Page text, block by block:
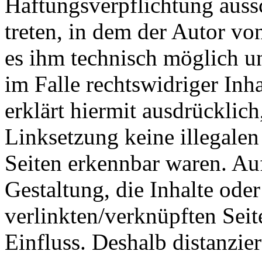
treten, in dem der Autor
es ihm technisch möglich
im Falle rechtswidriger
erklärt hiermit
Linksetzung keine
Seiten erkennbar waren.
Gestaltung, die Inhalte
verlinkten/verknüpften
Einfluss. Deshalb